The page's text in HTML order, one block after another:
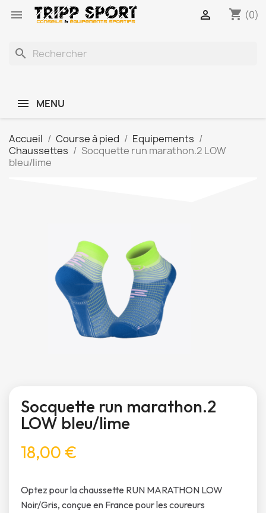
 shopping_cart (0)

search
MENU
Accueil Course à pied
Equipements
Chaussettes
Socquette run marathon.2 LOW
bleu/lime
Socquette run marathon.2
LOW bleu/lime
18,00 €
Optez pour la chaussette RUN MARATHON LOW
Noir/Gris, conçue en France pour les coureurs